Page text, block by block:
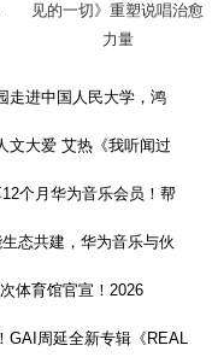
见的一切》重塑说唱治愈
力量
走进中国人民大学，鸿
文大爱 艾热《我听闻过
个月华为音乐会员！帮
态共建，华为音乐与伙
体育馆官宣！2026
GAI周延全新专辑《REAL